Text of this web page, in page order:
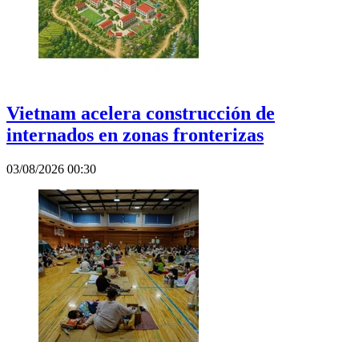
Vietnam acelera construcción de
internados en zonas fronterizas
03/08/2026 00:30